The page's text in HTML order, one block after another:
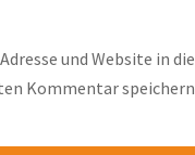
und Website in
Kommentar